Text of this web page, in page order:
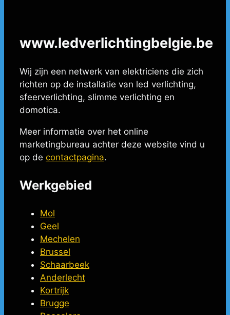
www.ledverlichtingbelgie.be
Wij zijn een netwerk van elektriciens die zich
richten op de installatie van led verlichting,
sfeerverlichting, slimme verlichting en
domotica.
Meer informatie over het online
marketingbureau achter deze website vind u
op de contactpagina.
Werkgebied
Mol
Geel
Mechelen
Brussel
Schaarbeek
Anderlecht
Kortrijk
Brugge